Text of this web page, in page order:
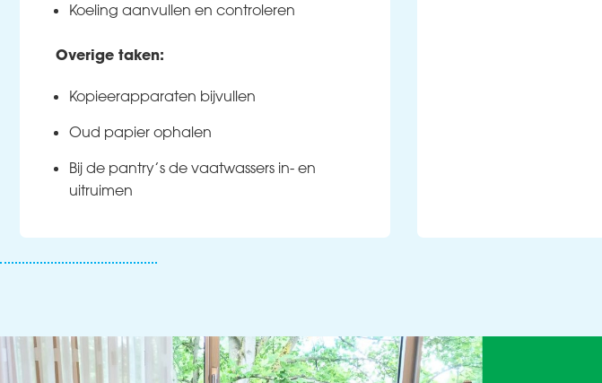
Koeling aanvullen en controleren
Overige taken:
Kopieerapparaten bijvullen
Oud papier ophalen
Bij de pantry’s de vaatwassers in- en
uitruimen